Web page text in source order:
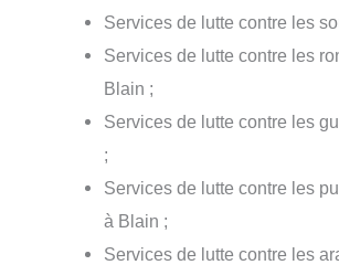
Services de lutte contre les
Services de lutte contre les
Blain ;
Services de lutte contre les
;
Services de lutte contre les
à Blain ;
Services de lutte contre les